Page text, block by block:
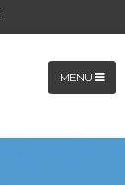
MENU